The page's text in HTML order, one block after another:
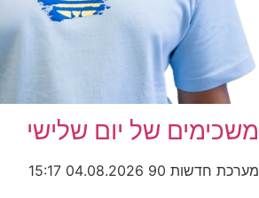
משכימים של יום שלישי
מערכת חדשות 90 04.08.2026
15:17